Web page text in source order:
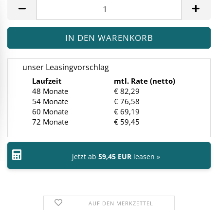
unser Leasingvorschlag
Laufzeit
mtl. Rate (netto)
48 Monate
€ 82,29
54 Monate
€ 76,58
60 Monate
€ 69,19
72 Monate
€ 59,45
jetzt ab 59,45 EUR leasen »
AUF DEN MERKZETTEL